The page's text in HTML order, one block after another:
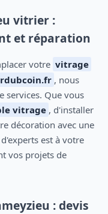
vitrier :
et réparation
votre vitrage
, nous
services. Que vous
vitrage , d'installer
décoration avec une
est à votre
vos projets de
: devis